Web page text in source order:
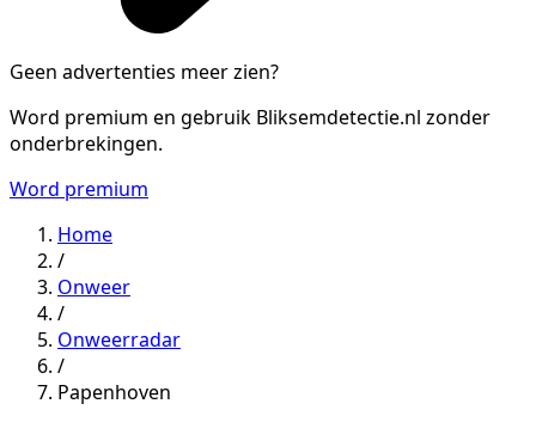
Geen advertenties meer zien?
Word premium en gebruik Bliksemdetectie.nl zonder
onderbrekingen.
Word premium
Home
/
Onweer
/
Onweerradar
/
Papenhoven